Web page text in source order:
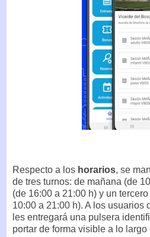
Respecto a los horarios, se
de tres turnos: de mañana (de
(de 16:00 a 21:00 h) y un
10:00 a 21:00 h). A los usuarios
les entregará una pulsera
portar de forma visible a lo